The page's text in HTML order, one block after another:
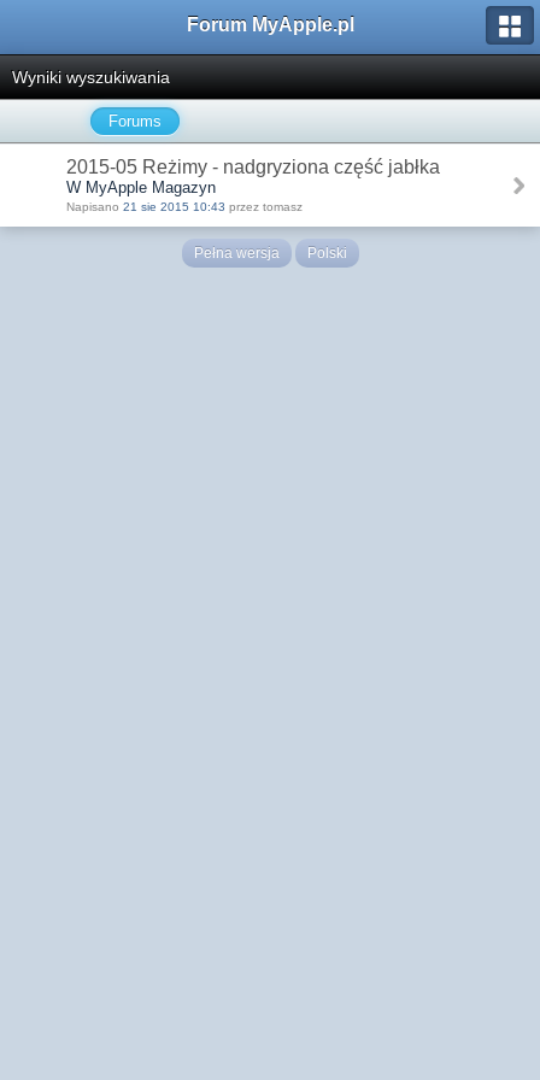
Forum MyApple.pl
Wyniki wyszukiwania
Forums
2015-05 Reżimy - nadgryziona część jabłka
W MyApple Magazyn
Napisano 21 sie 2015 10:43 przez tomasz
Pełna wersja Polski